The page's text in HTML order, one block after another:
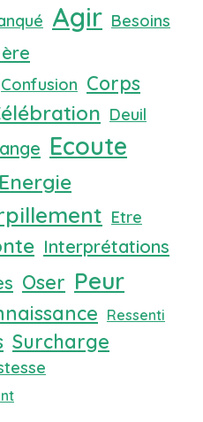
Agir Besoins
Confusion Corps
Deuil
Ecoute
Energie
Etre
Interprétations
Oser Peur
Ressenti
Surcharge